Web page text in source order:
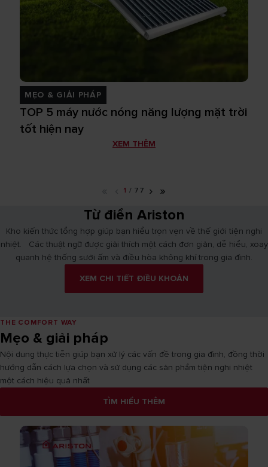
MẸO & GIẢI PHÁP
TOP 5 máy nước nóng năng lượng mặt trời
tốt hiện nay
XEM THÊM
1 / 77 › »
Từ điển Ariston
Kho kiến thức tổng hợp giúp bạn hiểu trọn vẹn về thế giới tiện nghi
nhiệt. Các thuật ngữ được giải thích một cách đơn giản, dễ hiểu, xoay
quanh hệ thống sưởi ấm và điều hòa không khí trong gia đình.
XEM CHI TIẾT ĐIỀU KHOẢN
THE COMFORT WAY
Mẹo & giải pháp
Nội dung thực tiễn giúp bạn xử lý các vấn đề trong gia đình, đồng thời
hướng dẫn cách lựa chọn và sử dụng các sản phẩm tiện nghi nhiệt
một cách hiệu quả nhất
TÌM HIỂU THÊM